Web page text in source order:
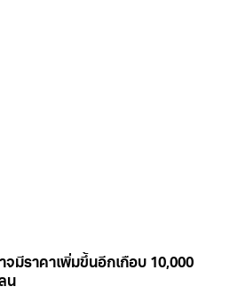
จมีราคาเพิ่มขึ้นอีกเกือบ 10,000
น